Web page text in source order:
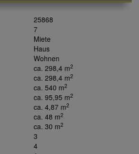
25868
7
Miete
Haus
Wohnen
ca. 298,4 m2
ca. 298,4 m2
ca. 540 m2
ca. 95,95 m2
ca. 4,87 m2
ca. 48 m2
ca. 30 m2
3
4